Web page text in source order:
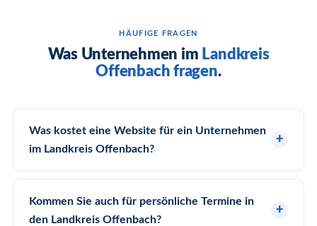
HÄUFIGE FRAGEN
Was Unternehmen im Landkreis
Offenbach fragen.
Was kostet eine Website für ein Unternehmen
im Landkreis Offenbach?
Kommen Sie auch für persönliche Termine in
den Landkreis Offenbach?